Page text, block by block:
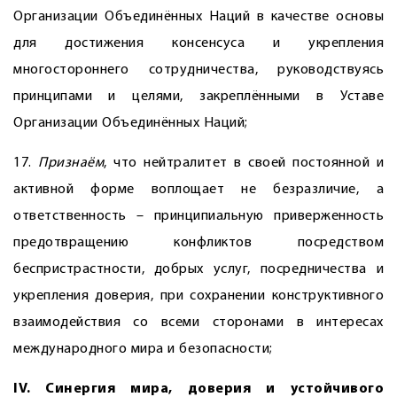
Организации Объединённых Наций в качестве основы
для достижения консенсуса и укрепления
многостороннего сотрудничества, руководствуясь
принципами и целями, закреплёнными в Уставе
Организации Объединённых Наций;
17. Признаём, что нейтралитет в своей постоянной и
активной форме воплощает не безразличие, а
ответственность – принципиальную приверженность
предотвращению конфликтов посредством
беспристрастности, добрых услуг, посредничества и
укрепления доверия, при сохранении конструктивного
взаимодействия со всеми сторонами в интересах
международного мира и безопасности;
IV. Синергия мира, доверия и устойчивого